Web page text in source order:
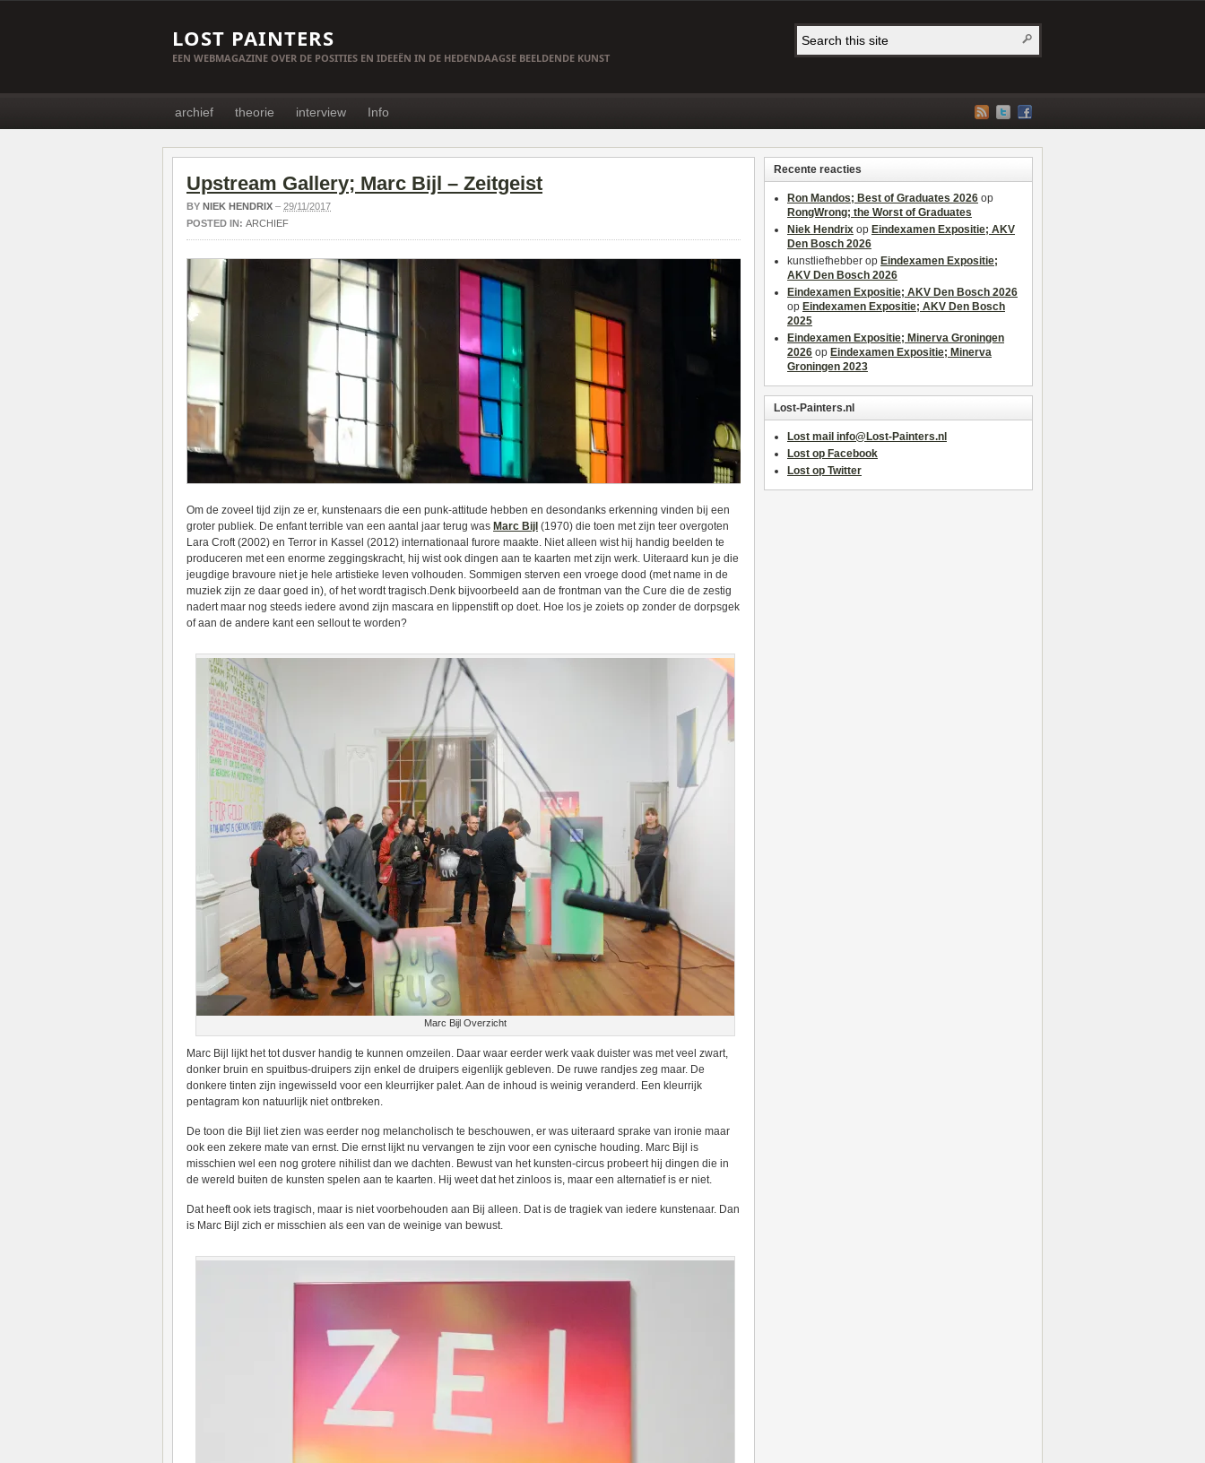
LOST PAINTERS
EEN WEBMAGAZINE OVER DE POSITIES EN IDEEËN IN DE HEDENDAAGSE BEELDENDE KUNST
archief theorie interview Info
Upstream Gallery; Marc Bijl – Zeitgeist
BY NIEK HENDRIX – 29/11/2017
POSTED IN: ARCHIEF
Om de zoveel tijd zijn ze er, kunstenaars die een punk-attitude hebben en desondanks erkenning vinden bij een
groter publiek. De enfant terrible van een aantal jaar terug was Marc Bijl (1970) die toen met zijn teer overgoten
Lara Croft (2002) en Terror in Kassel (2012) internationaal furore maakte. Niet alleen wist hij handig beelden te
produceren met een enorme zeggingskracht, hij wist ook dingen aan te kaarten met zijn werk. Uiteraard kun je die
jeugdige bravoure niet je hele artistieke leven volhouden. Sommigen sterven een vroege dood (met name in de
muziek zijn ze daar goed in), of het wordt tragisch.Denk bijvoorbeeld aan de frontman van the Cure die de zestig
nadert maar nog steeds iedere avond zijn mascara en lippenstift op doet. Hoe los je zoiets op zonder de dorpsgek
of aan de andere kant een sellout te worden?
Marc Bijl Overzicht
Marc Bijl lijkt het tot dusver handig te kunnen omzeilen. Daar waar eerder werk vaak duister was met veel zwart,
donker bruin en spuitbus-druipers zijn enkel de druipers eigenlijk gebleven. De ruwe randjes zeg maar. De
donkere tinten zijn ingewisseld voor een kleurrijker palet. Aan de inhoud is weinig veranderd. Een kleurrijk
pentagram kon natuurlijk niet ontbreken.
De toon die Bijl liet zien was eerder nog melancholisch te beschouwen, er was uiteraard sprake van ironie maar
ook een zekere mate van ernst. Die ernst lijkt nu vervangen te zijn voor een cynische houding. Marc Bijl is
misschien wel een nog grotere nihilist dan we dachten. Bewust van het kunsten-circus probeert hij dingen die in
de wereld buiten de kunsten spelen aan te kaarten. Hij weet dat het zinloos is, maar een alternatief is er niet.
Dat heeft ook iets tragisch, maar is niet voorbehouden aan Bij alleen. Dat is de tragiek van iedere kunstenaar. Dan
is Marc Bijl zich er misschien als een van de weinige van bewust.
Recente reacties
Ron Mandos; Best of Graduates 2026 op
RongWrong; the Worst of Graduates
Niek Hendrix op Eindexamen Expositie; AKV
Den Bosch 2026
kunstliefhebber op Eindexamen Expositie;
AKV Den Bosch 2026
Eindexamen Expositie; AKV Den Bosch 2026
op Eindexamen Expositie; AKV Den Bosch
2025
Eindexamen Expositie; Minerva Groningen
2026 op Eindexamen Expositie; Minerva
Groningen 2023
Lost-Painters.nl
Lost mail info@Lost-Painters.nl
Lost op Facebook
Lost op Twitter